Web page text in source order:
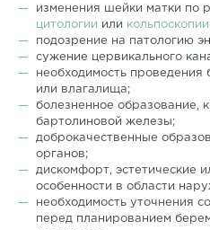
изменения шейки матки по
цитологии или кольпоскопии
подозрение на патологию
сужение цервикального
необходимость проведения
или влагалища;
болезненное образование,
бартолиновой железы;
доброкачественные
органов;
дискомфорт, эстетические
особенности в области
необходимость уточнения
перед планированием